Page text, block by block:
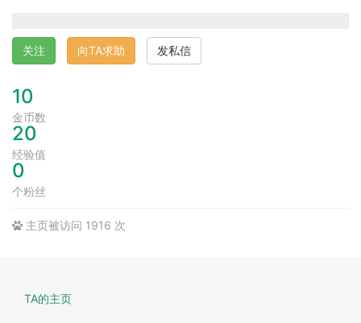
关注 向TA求助 发私信
10
金币数
20
经验值
0
个粉丝
主页被访问 1916 次
TA的主页